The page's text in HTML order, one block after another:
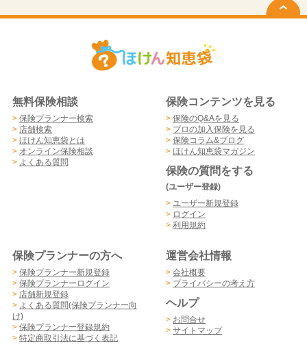
無料保険相談
> 保険プランナー検索
> 店舗検索
> ほけん知恵袋とは
> オンライン保険相談
> よくある質問
保険コンテンツを見る
> 保険のQ&Aを見る
> プロの加入保険を見る
> 保険コラム&ブログ
> ほけん知恵袋マガジン
保険の質問をする
(ユーザー登録)
> ユーザー新規登録
> ログイン
> 利用規約
保険プランナーの方へ
> 保険プランナー新規登録
> 保険プランナーログイン
> 店舗新規登録
> よくある質問(保険プランナー向
け)
> 保険プランナー登録規約
> 特定商取引法に基づく表記
運営会社情報
> 会社概要
> プライバシーの考え方
ヘルプ
> お問合せ
> サイトマップ